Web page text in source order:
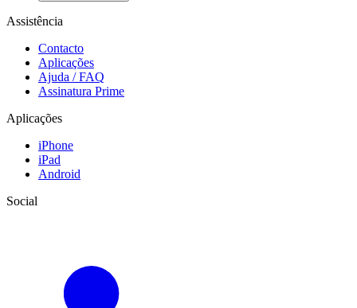
Assistência
Contacto
Aplicações
Ajuda / FAQ
Assinatura Prime
Aplicações
iPhone
iPad
Android
Social